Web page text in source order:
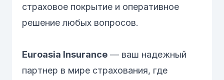
страховое покрытие и оперативное
решение любых вопросов.
Euroasia Insurance — ваш надежный
партнер в мире страхования, где